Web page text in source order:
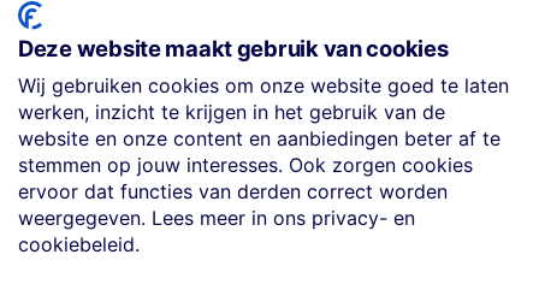
lastig, hiervoor zou ik een ander reisje plannen.
Desondanks kun je een ander soortgelijk stadje wel heel
goed in één dag bezoeken. Portovenere, een schattig
havenstadje, wordt namelijk ook wel gezien als het zesde
stadje van Cinque Terre. In Portovenere vind je namelijk
ook gekleurde huisjes, smalle straatjes en een authentiek
haventje. Daarbij komt dat dit stadje nog minder ontdekt is
door de toeristen en daardoor minder massaal! Geniet hier
Deze website maakt gebruik van cookies
Wij gebruiken cookies om onze website goed te laten
werken, inzicht te krijgen in het gebruik van de
website en onze content en aanbiedingen beter af te
stemmen op jouw interesses. Ook zorgen cookies
ervoor dat functies van derden correct worden
weergegeven. Lees meer in ons privacy- en
cookiebeleid.